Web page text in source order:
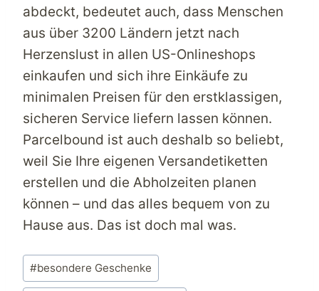
abdeckt, bedeutet auch, dass Menschen
aus über 3200 Ländern jetzt nach
Herzenslust in allen US-Onlineshops
einkaufen und sich ihre Einkäufe zu
minimalen Preisen für den erstklassigen,
sicheren Service liefern lassen können.
Parcelbound ist auch deshalb so beliebt,
weil Sie Ihre eigenen Versandetiketten
erstellen und die Abholzeiten planen
können – und das alles bequem von zu
Hause aus. Das ist doch mal was.
Schlagworte:
#besondere Geschenke